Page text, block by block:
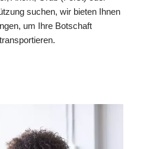
suchen, wir bieten Ihnen
um Ihre Botschaft